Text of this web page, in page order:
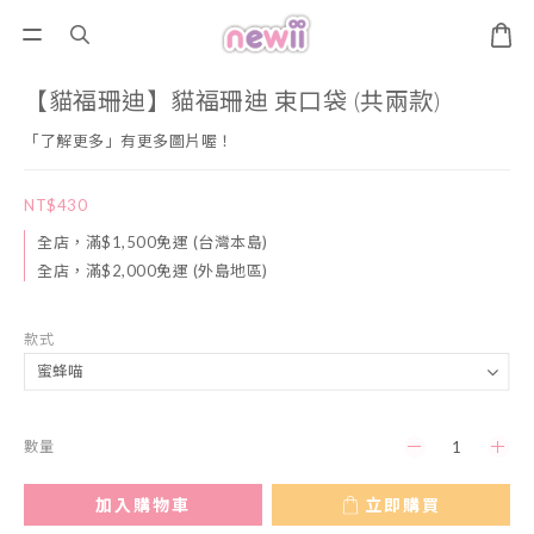
【貓福珊迪】貓福珊迪 束口袋 (共兩款)
「了解更多」有更多圖片喔！
NT$430
全店，滿$1,500免運 (台灣本島)
全店，滿$2,000免運 (外島地區)
款式
數量
加入購物車 立即購買